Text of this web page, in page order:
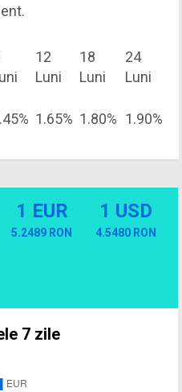
12
Luni
18
Luni
24
Luni
1.65% 1.80% 1.90%
1 EUR
5.2489 RON
1 USD
4.5480 RON
7 zile